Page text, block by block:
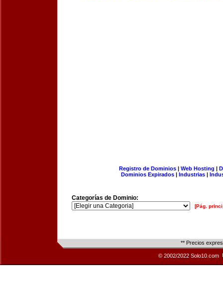
Registro de Dominios| Web Hosting |
Dominios Expirados | Industrias |
Categorías de Dominio:
[Pág.
** Precios
© 2002/2022 Solo10.com